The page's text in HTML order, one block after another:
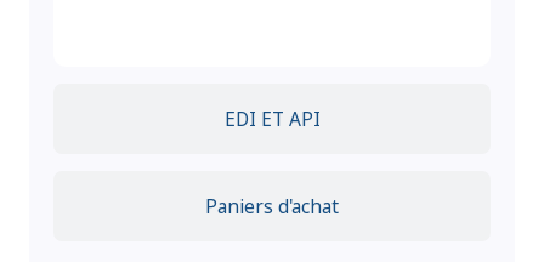
EDI ET API
Paniers d'achat